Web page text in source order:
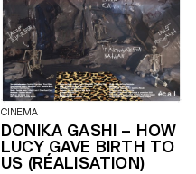
CINEMA
DONIKA GASHI – HOW
LUCY GAVE BIRTH TO
US (RÉALISATION)